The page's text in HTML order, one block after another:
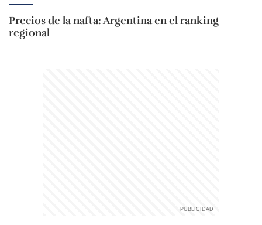
Precios de la nafta: Argentina en el ranking
regional